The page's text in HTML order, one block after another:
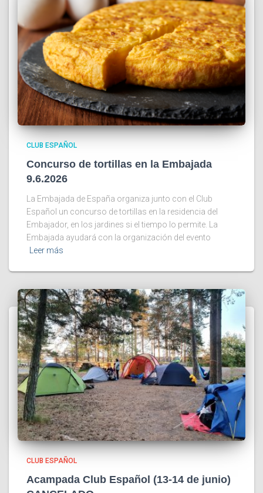
CLUB ESPAÑOL
Concurso de tortillas en la Embajada
9.6.2026
La Embajada de España organiza junto con el Club
Español un concurso de tortillas en la residencia del
Embajador, en los jardines si el tiempo lo permite. La
Embajada ayudará con la organización del evento
Leer más
CLUB ESPAÑOL
Acampada Club Español (13-14 de junio)